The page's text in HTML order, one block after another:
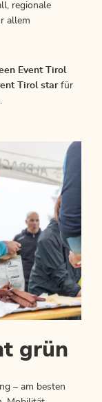
regionale
allem
Event Tirol
Tirol starfür
grün
– am besten